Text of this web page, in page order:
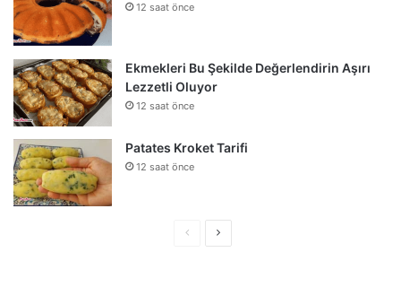
12 saat önce
Ekmekleri Bu Şekilde Değerlendirin Aşırı
Lezzetli Oluyor
12 saat önce
Patates Kroket Tarifi
12 saat önce
ÖncekiSonraki